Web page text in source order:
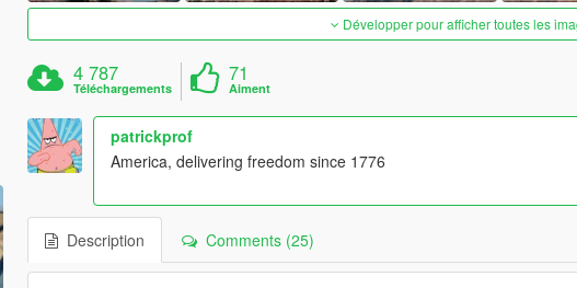
Développer pour afficher toutes les
4 787
Téléchargements
71
Aiment
patrickprof
America, delivering freedom since 1776
Description Comments (25)